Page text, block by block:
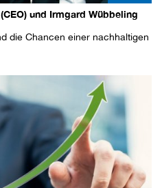
und Irmgard Wübbeling
die Chancen einer nachhaltigen